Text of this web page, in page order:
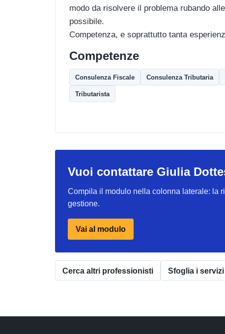
modo da risolvere il problema rubando
possibile.
Competenza, e soprattutto tanta
Competenze
Consulenza Fiscale Consulenza Tributaria
Tributarista
Vuoi contattare Giulia
Compila il modulo nella colonna laterale: la
gestione.
Vai al modulo
Cerca altri professionisti Sfoglia i servizi